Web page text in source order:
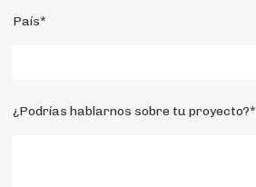
País*
¿Podrías hablarnos sobre tu proyecto?*